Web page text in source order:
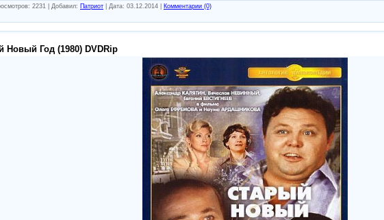
2231 | Добавил: Патриот Дата: 03.12.2014 Комментарии (0)
Новый Год (1980) DVDRip